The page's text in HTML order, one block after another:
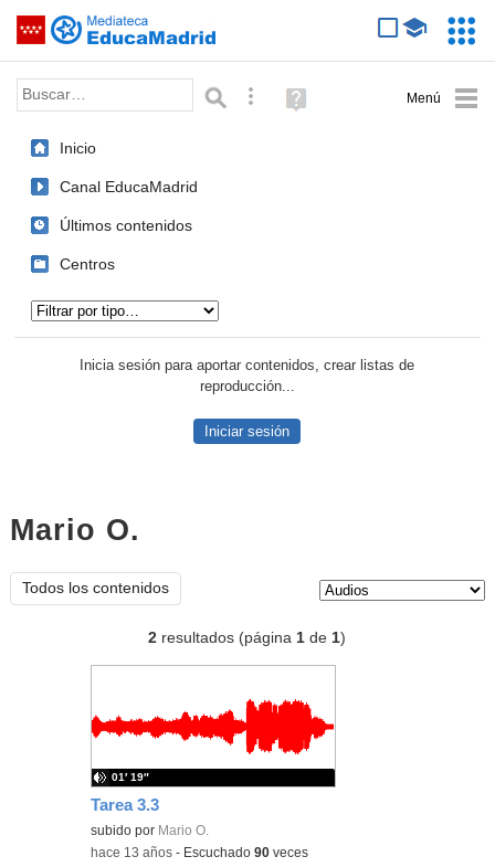
Saltar navegación
Palabra o frase: Búsqueda avanzada
Ayuda
(en
Inicio
Canal EducaMadrid
Últimos contenidos
Centros
Inicia sesión para aportar contenidos, crear listas de
reproducción...
Iniciar sesión
Mario O.
Todos los contenidos
2 resultados (página1 de1)
Tarea 3.3
subido por Mario O.
01′ 19″
-hace 13 años - Escuchado90 veces